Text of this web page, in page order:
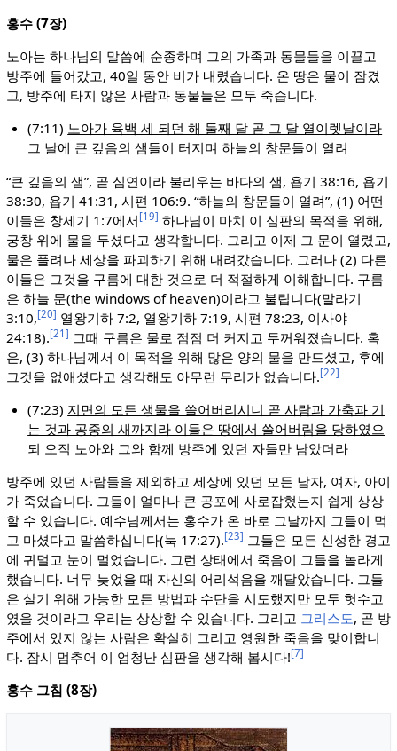
홍수 (7장)
노아는 하나님의 말씀에 순종하며 그의 가족과 동물들을 이끌고
방주에 들어갔고, 40일 동안 비가 내렸습니다. 온 땅은 물이 잠겼
고, 방주에 타지 않은 사람과 동물들은 모두 죽습니다.
(7:11) 노아가 육백 세 되던 해 둘째 달 곧 그 달 열이렛날이라
그 날에 큰 깊음의 샘들이 터지며 하늘의 창문들이 열려
“큰 깊음의 샘”, 곧 심연이라 불리우는 바다의 샘, 욥기 38:16, 욥기
38:30, 욥기 41:31, 시편 106:9. “하늘의 창문들이 열려”, (1) 어떤
이들은 창세기 1:7에서 [19] 하나님이 마치 이 심판의 목적을 위해,
궁창 위에 물을 두셨다고 생각합니다. 그리고 이제 그 문이 열렸고,
물은 풀려나 세상을 파괴하기 위해 내려갔습니다. 그러나 (2) 다른
이들은 그것을 구름에 대한 것으로 더 적절하게 이해합니다. 구름
은 하늘 문(the windows of heaven)이라고 불립니다(말라기
3:10,[20] 열왕기하 7:2, 열왕기하 7:19, 시편 78:23, 이사야
24:18).[21] 그때 구름은 물로 점점 더 커지고 두꺼워졌습니다. 혹
은, (3) 하나님께서 이 목적을 위해 많은 양의 물을 만드셨고, 후에
그것을 없애셨다고 생각해도 아무런 무리가 없습니다.[22]
(7:23) 지면의 모든 생물을 쓸어버리시니 곧 사람과 가축과 기
는 것과 공중의 새까지라 이들은 땅에서 쓸어버림을 당하였으
되 오직 노아와 그와 함께 방주에 있던 자들만 남았더라
방주에 있던 사람들을 제외하고 세상에 있던 모든 남자, 여자, 아이
가 죽었습니다. 그들이 얼마나 큰 공포에 사로잡혔는지 쉽게 상상
할 수 있습니다. 예수님께서는 홍수가 온 바로 그날까지 그들이 먹
고 마셨다고 말씀하십니다(눅 17:27).[23] 그들은 모든 신성한 경고
에 귀멀고 눈이 멀었습니다. 그런 상태에서 죽음이 그들을 놀라게
했습니다. 너무 늦었을 때 자신의 어리석음을 깨달았습니다. 그들
은 살기 위해 가능한 모든 방법과 수단을 시도했지만 모두 헛수고
였을 것이라고 우리는 상상할 수 있습니다. 그리고 그리스도, 곧 방
주에서 있지 않는 사람은 확실히 그리고 영원한 죽음을 맞이합니
다. 잠시 멈추어 이 엄청난 심판을 생각해 봅시다![7]
홍수 그침 (8장)